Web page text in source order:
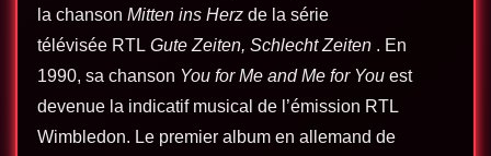
la chanson Mitten ins Herz de la série
télévisée RTL Gute Zeiten, Schlecht Zeiten . En
1990, sa chanson You for Me and Me for You est
devenue la indicatif musical de l’émission RTL
Wimbledon. Le premier album en allemand de